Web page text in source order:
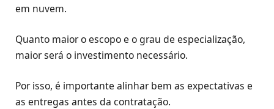
em nuvem.
Quanto maior o escopo e o grau de especialização,
maior será o investimento necessário.
Por isso, é importante alinhar bem as expectativas e
as entregas antes da contratação.